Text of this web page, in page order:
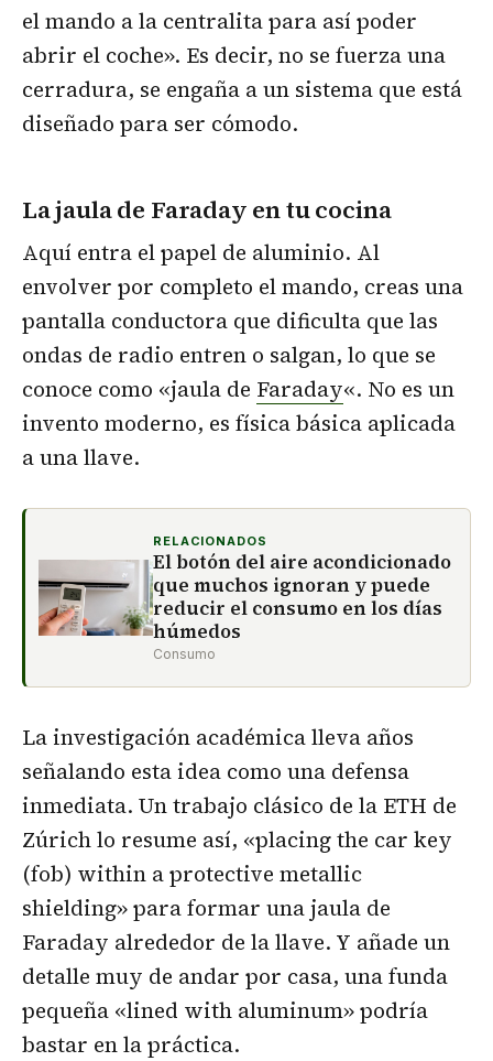
el mando a la centralita para así poder
abrir el coche». Es decir, no se fuerza una
cerradura, se engaña a un sistema que está
diseñado para ser cómodo.
La jaula de Faraday en tu cocina
Aquí entra el papel de aluminio. Al
envolver por completo el mando, creas una
pantalla conductora que dificulta que las
ondas de radio entren o salgan, lo que se
conoce como «jaula de Faraday«. No es un
invento moderno, es física básica aplicada
a una llave.
RELACIONADOS
El botón del aire acondicionado
que muchos ignoran y puede
reducir el consumo en los días
húmedos
Consumo
La investigación académica lleva años
señalando esta idea como una defensa
inmediata. Un trabajo clásico de la ETH de
Zúrich lo resume así, «placing the car key
(fob) within a protective metallic
shielding» para formar una jaula de
Faraday alrededor de la llave. Y añade un
detalle muy de andar por casa, una funda
pequeña «lined with aluminum» podría
bastar en la práctica.